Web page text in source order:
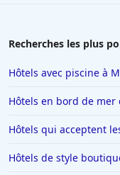
Hôtels à Aix-les-
Hôtels à Plailly
Hôtels à La
Recherches les plus
Hôtels avec piscine à
Hôtels en bord de mer
Hôtels qui acceptent
Hôtels de style